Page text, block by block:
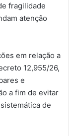
fragilidade
atenção
em relação a
12,955/26,
e
a fim de evitar
de